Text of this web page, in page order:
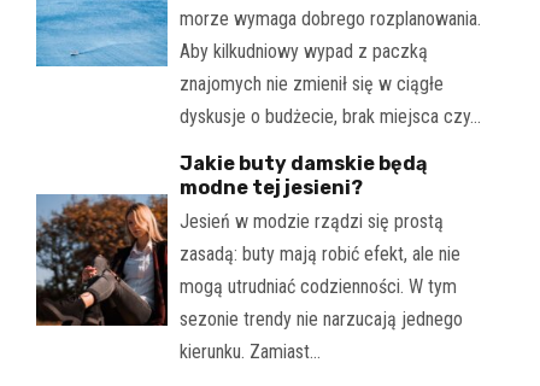
morze wymaga dobrego rozplanowania.
Aby kilkudniowy wypad z paczką
znajomych nie zmienił się w ciągłe
dyskusje o budżecie, brak miejsca czy…
Jakie buty damskie będą
modne tej jesieni?
Jesień w modzie rządzi się prostą
zasadą: buty mają robić efekt, ale nie
mogą utrudniać codzienności. W tym
sezonie trendy nie narzucają jednego
kierunku. Zamiast…